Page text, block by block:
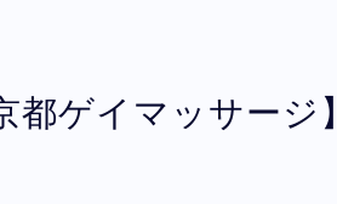
都ゲイマッサージ